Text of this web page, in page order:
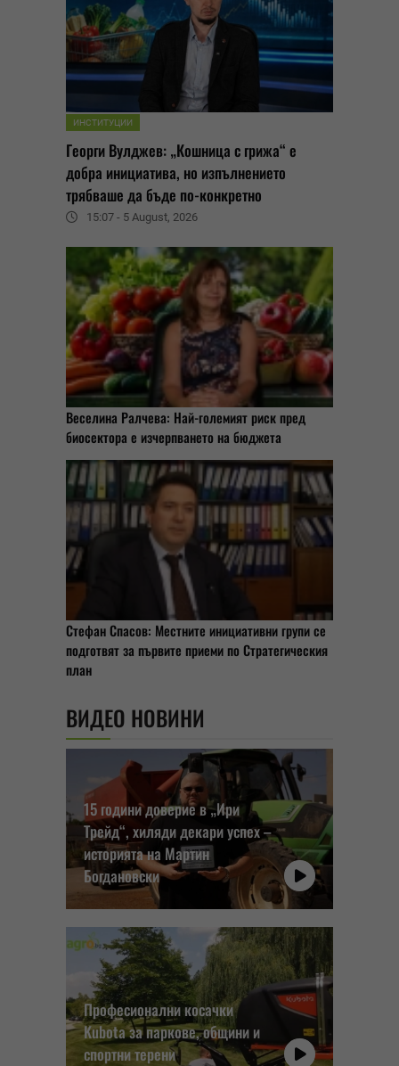
ИНСТИТУЦИИ
Георги Вулджев: „Кошница с грижа“ е
добра инициатива, но изпълнението
трябваше да бъде по-конкретно
15:07 - 5 August, 2026
Веселина Ралчева: Най-големият риск пред
биосектора е изчерпването на бюджета
Стефан Спасов: Местните инициативни групи се
подготвят за първите приеми по Стратегическия
план
ВИДЕО НОВИНИ
15 години доверие в „Ири
Трейд“, хиляди декари успех –
историята на Мартин
Богдановски
Професионални косачки
Kubota за паркове, общини и
спортни терени